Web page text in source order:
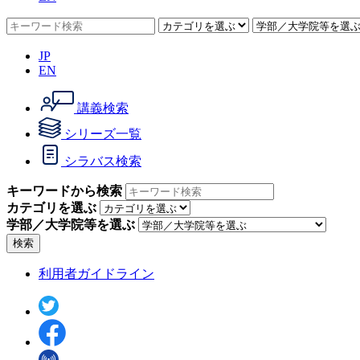
JP
EN
講義検索
シリーズ一覧
シラバス検索
キーワードから検索
カテゴリを選ぶ
学部／大学院等を選ぶ
検索
利用者ガイドライン